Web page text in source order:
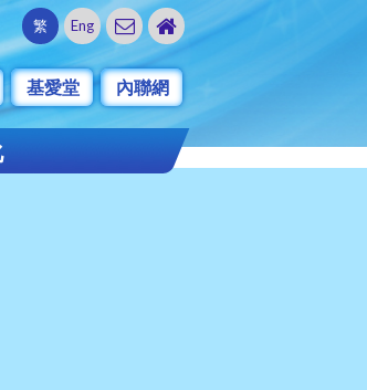
繁 Eng
基愛堂 內聯網